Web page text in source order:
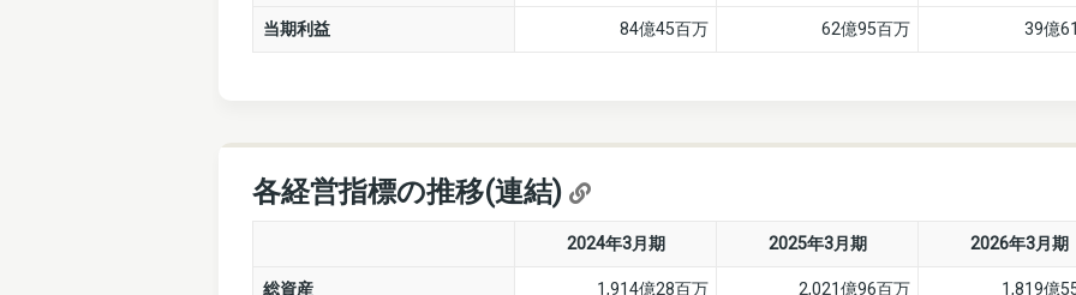
当期利益 84億45百万 62億95百万 39億
各経営指標の推移(連結)
2024年3月期 2025年3月期 2026年3月期
総資産
1,914億28百万
2,021億96百万
1,819億